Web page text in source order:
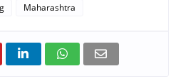
Maharashtra